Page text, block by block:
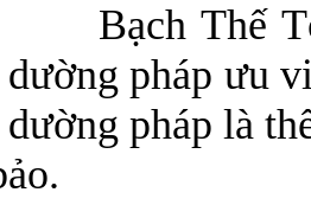
Bạch Thế
dường pháp ưu
dường pháp là